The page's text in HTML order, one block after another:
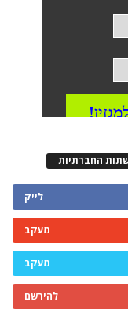
החברתיות
לייק
מעקב
מעקב
להירשם